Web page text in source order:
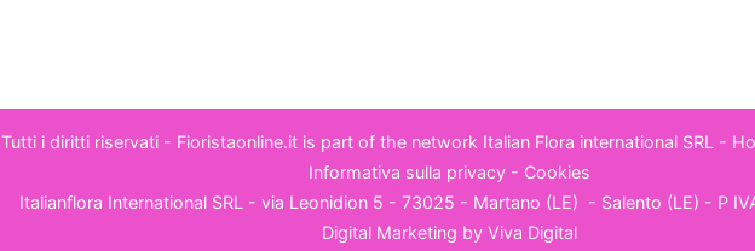
Tutti i diritti riservati - Fioristaonline.it is part of the network Italian Flora international SRL -
Informativa sulla privacy - Cookies
Italianflora International SRL - via Leonidion 5 - 73025 - Martano (LE) - Salento (LE) - P
Digital Marketing by Viva Digital